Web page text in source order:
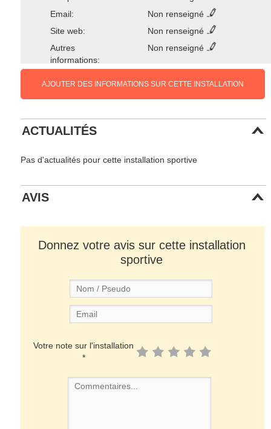
Email:
Non renseigné
Site web:
Non renseigné
Autres
informations:
Non renseigné
AJOUTER DES INFORMATIONS SUR CETTE INSTALLATION
ACTUALITÉS
Pas d'actualités pour cette installation sportive
AVIS
Donnez votre avis sur cette installation
sportive
Votre note sur l'installation
*